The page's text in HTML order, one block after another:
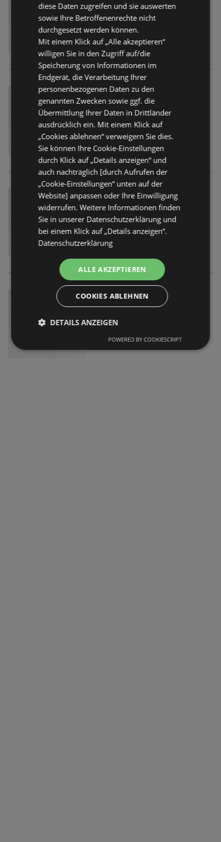
diese Daten zugreifen und sie auswerten
sowie Ihre Betroffenenrechte nicht
durchgesetzt werden können.
Mit einem Klick auf „Alle akzeptieren“
willigen Sie in den Zugriff auf/die
Speicherung von Informationen im
Endgerät, die Verarbeitung Ihrer
personenbezogenen Daten zu den
genannten Zwecken sowie ggf. die
Übermittlung Ihrer Daten in Drittländer
ausdrücklich ein. Mit einem Klick auf
„Cookies ablehnen“ verweigern Sie dies.
Sie können Ihre Cookie-Einstellungen
durch Klick auf „Details anzeigen“ und
auch nachträglich [durch Aufrufen der
„Cookie-Einstellungen“ unten auf der
Website] anpassen oder Ihre Einwilligung
widerrufen. Weitere Informationen finden
Sie in unserer Datenschutzerklärung und
bei einem Klick auf „Details anzeigen“.
Datenschutzerklärung
ALLE AKZEPTIEREN
COOKIES ABLEHNEN
DETAILS ANZEIGEN
POWERED BY COOKIESCRIPT